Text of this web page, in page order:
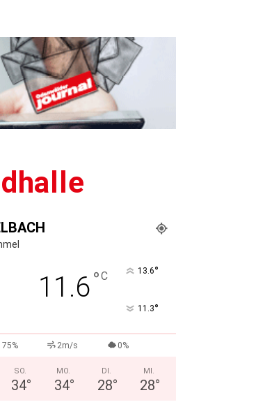
11.6°C 13.6°
11.3°
75% 2m/s 0%
SO.
34°
MO.
34°
DI.
28°
MI.
28°